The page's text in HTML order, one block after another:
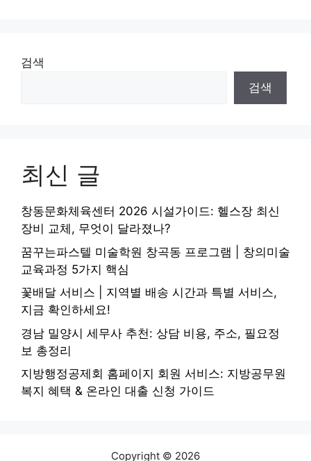
검색
검색
최신 글
창동문화체육센터 2026 시설가이드: 헬스장 최신
장비 교체, 무엇이 달라졌나?
꿈꾸는파스텔 미술학원 창곡동 프로그램 | 창의미술
교육과정 5가지 핵심
꽃배달 서비스 | 지역별 배송 시간과 특별 서비스,
지금 확인하세요!
경남 밀양시 세무사 추천: 상담 비용, 주소, 필요정
보 총정리
지방행정공제회 홈페이지 회원 서비스: 지방공무원
복지 혜택 & 온라인 대출 신청 가이드
Copyright © 2026